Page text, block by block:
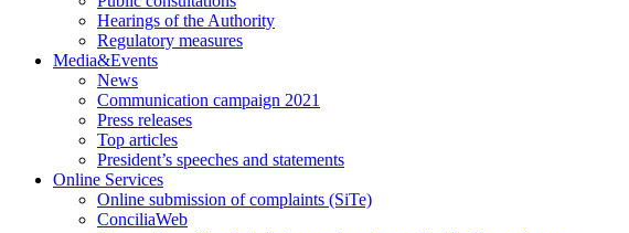
Hearings of the Authority
Regulatory measures
Media&Events
News
Communication campaign 2021
Press releases
Top articles
President’s speeches and statements
Online Services
Online submission of complaints (SiTe)
ConciliaWeb